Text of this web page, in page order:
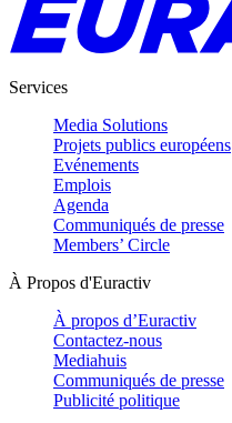
Services
Media Solutions
Projets publics européens
Evénements
Emplois
Agenda
Communiqués de presse
Members’ Circle
À Propos d'Euractiv
À propos d’Euractiv
Contactez-nous
Mediahuis
Communiqués de presse
Publicité politique